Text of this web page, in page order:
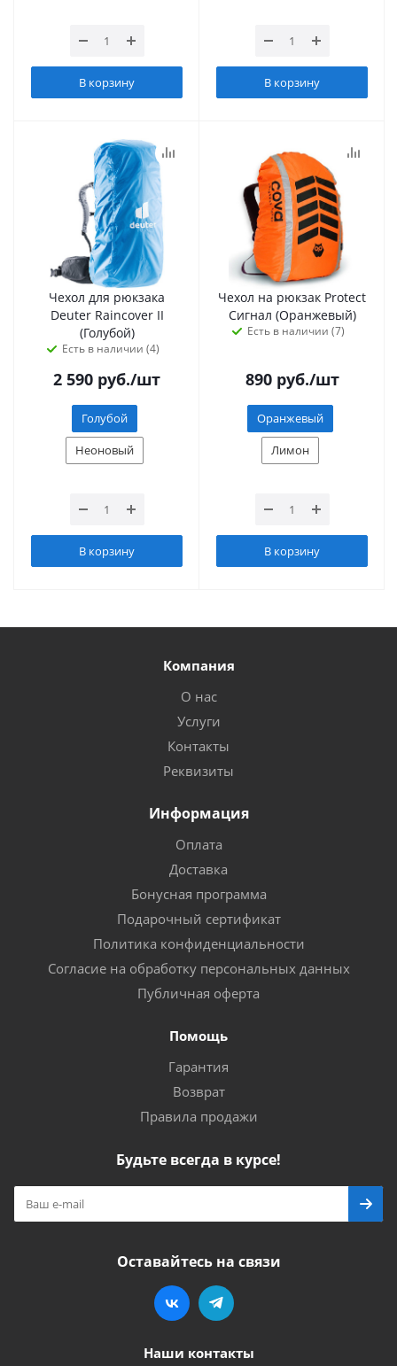
В корзину В корзину
Чехол для рюкзака
Deuter Raincover II
(Голубой)
Есть в наличии (4)
2 590 руб./шт
Голубой
Неоновый
В корзину
Чехол на рюкзак Protect
Сигнал (Оранжевый)
Есть в наличии (7)
890руб./шт
Оранжевый
Лимон
В корзину
Компания
О нас
Услуги
Контакты
Реквизиты
Информация
Оплата
Доставка
Бонусная программа
Подарочный сертификат
Политика конфиденциальности
Согласие на обработку персональных данных
Публичная оферта
Помощь
Гарантия
Возврат
Правила продажи
Будьте всегда в курсе!
Оставайтесь на связи
Наши контакты